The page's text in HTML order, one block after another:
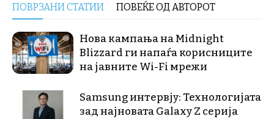
ПОВРЗАНИ СТАТИИ ПОВЕЌЕ ОД АВТОРОТ
Нова кампања на Midnight
Blizzard ги напаѓа корисниците
на јавните Wi-Fi мрежи
Samsung интервју: Технологијата
зад најновата Galaxy Z серија